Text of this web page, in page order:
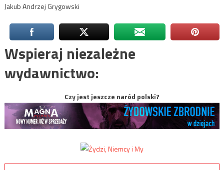
Jakub Andrzej Grygowski
Wspieraj niezależne
wydawnictwo:
Czy jest jeszcze naród polski?